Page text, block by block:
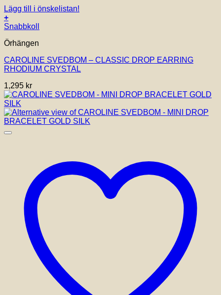
Lägg till i önskelistan!
+
Snabbkoll
Örhängen
CAROLINE SVEDBOM – CLASSIC DROP EARRING
RHODIUM CRYSTAL
1,295 kr